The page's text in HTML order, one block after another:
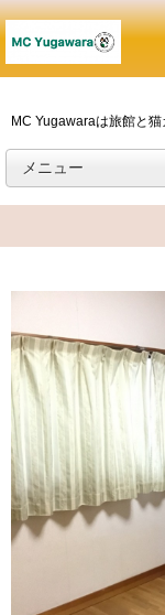
MC Yugawaraは旅館と猫